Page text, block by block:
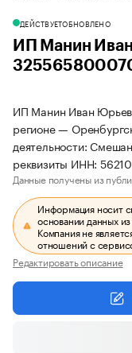
ДЕЙСТВУЕТОБНОВЛЕНО
ИП Манин
ИП Манин Иван
регионе —
деятельности:
реквизиты ИНН:
Данные получены из
Информация носит
основании данных
Компания не
отношений с
Редактировать описание